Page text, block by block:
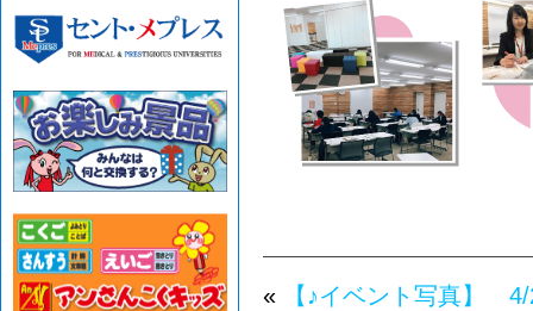
«
【♪イベント写真】